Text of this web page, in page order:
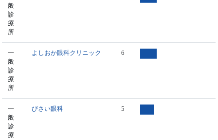
般
診
療
所
一
般
診
療
所
よしおか眼科クリニック 6
一
般
診
療
びさい眼科 5